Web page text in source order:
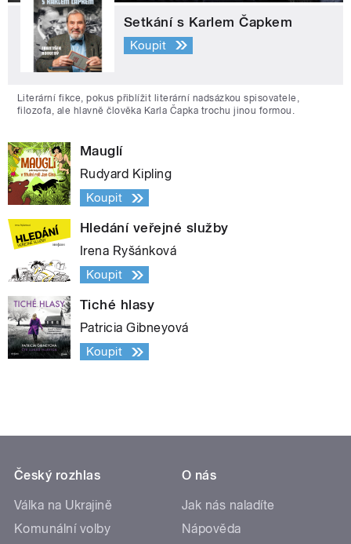
Setkání s Karlem Čapkem
Koupit
Literární fikce, pokus přiblížit literární nadsázkou spisovatele,
filozofa, ale hlavně člověka Karla Čapka trochu jinou formou.
Mauglí
Rudyard Kipling
Koupit
Hledání veřejné služby
Irena Ryšánková
Koupit
Tiché hlasy
Patricia Gibneyová
Koupit
Český rozhlas
Válka na Ukrajině
Komunální volby
O nás
Jak nás naladíte
Nápověda